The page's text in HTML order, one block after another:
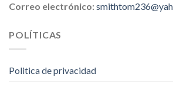
Correo electrónico:
POLÍTICAS
Politica de privacidad